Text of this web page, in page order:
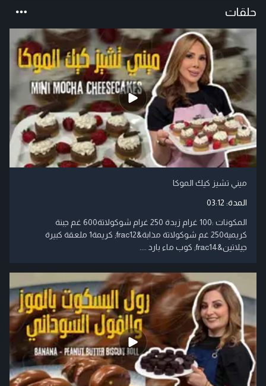
حلقات
ميني تشيز كيك الموكا
المدة: 03:12
المكونات :100 غرام زبدة 250 غرام شوكولاتة600 غم جبنة
كريمية250 غم شوكولاتة مذابة&frac12; كريمة1 ملعقة كبيرة
جيلاتين&frac14; كوب ماء بارد ....